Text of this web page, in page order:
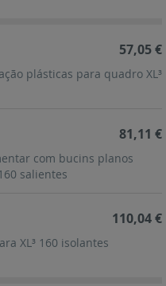
plásticas para quadro XL³
57,05 €
com bucins planos
salientes
81,11 €
XL³ 160 isolantes
110,04 €